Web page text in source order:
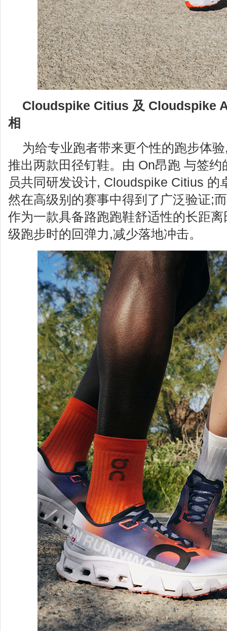
Cloudspike Citius 及 Cloudspike
相
为给专业跑者带来更个性的跑步体
推出两款田径钉鞋。由 On昂跑 与签
员共同研发设计, Cloudspike Citius 的
然在高级别的赛事中得到了广泛验证;
作为一款具备路跑跑鞋舒适性的长距
级跑步时的回弹力,减少落地冲击。